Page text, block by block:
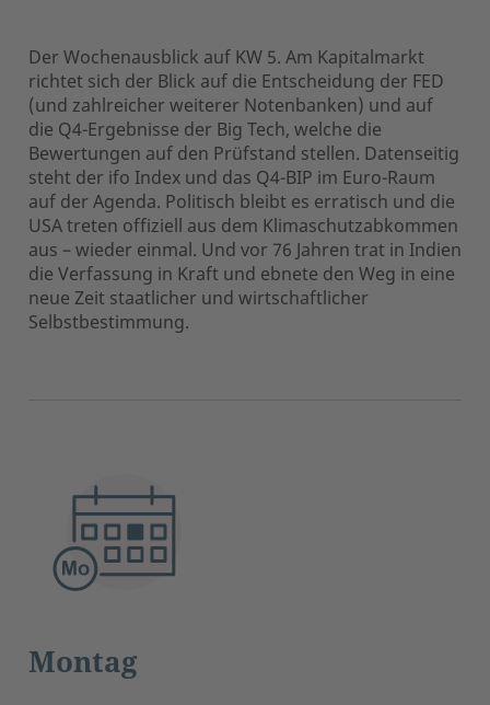
Der Wochenausblick auf KW 5. Am Kapitalmarkt
richtet sich der Blick auf die Entscheidung der FED
(und zahlreicher weiterer Notenbanken) und auf
die Q4-Ergebnisse der Big Tech, welche die
Bewertungen auf den Prüfstand stellen. Datenseitig
steht der ifo Index und das Q4-BIP im Euro-Raum
auf der Agenda. Politisch bleibt es erratisch und die
USA treten offiziell aus dem Klimaschutzabkommen
aus – wieder einmal. Und vor 76 Jahren trat in Indien
die Verfassung in Kraft und ebnete den Weg in eine
neue Zeit staatlicher und wirtschaftlicher
Selbstbestimmung.
Montag